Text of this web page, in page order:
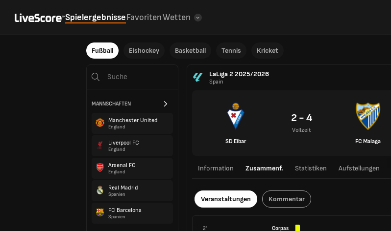
SpielergebnisseFavoritenWetten
Fußball Eishockey Basketball Tennis Kricket
MANNSCHAFTEN
Manchester United
England
Liverpool FC
England
Arsenal FC
England
Real Madrid
Spanien
FC Barcelona
Spanien
LaLiga 2 2025/2026
Spain
SD Eibar
2 - 4
Vollzeit
FC Malaga
Information Zusammenf. Statistiken Aufstellungen
Veranstaltungen Kommentar
2' Corpas